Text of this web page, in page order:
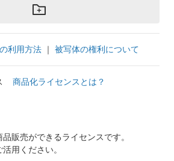
利用方法 ｜ 被写体の権利について
商品化ライセンスとは？
販売ができるライセンスです。
用ください。